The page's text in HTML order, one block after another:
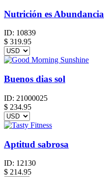
Nutrición es Abundancia
ID: 10839
$ 319.95
Buenos dias sol
ID: 21000025
$ 234.95
Aptitud sabrosa
ID: 12130
$ 214.95